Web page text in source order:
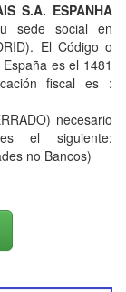
S.A. ESPANHA
sede social en
El Código o
es el 1481
fiscal es :
necesario
el siguiente:
no Bancos)